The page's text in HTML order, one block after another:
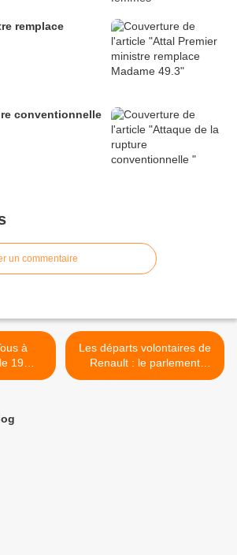
remplace
conventionnelle
un commentaire
19
Les départs volontaires de
Renault : le parlement
européen bloque la